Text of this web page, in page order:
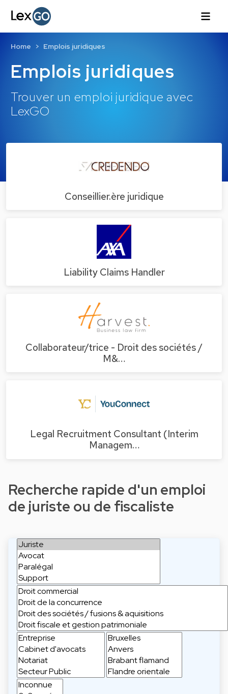
Emplois juridiques
Trouver un emploi juridique avec
LexGO
Home Emplois juridiques
Conseillier.ère juridique
Liability Claims Handler
Collaborateur/trice - Droit des sociétés /
M&…
Legal Recruitment Consultant (Interim
Managem…
Recherche rapide d'un emploi
de juriste ou de fiscaliste